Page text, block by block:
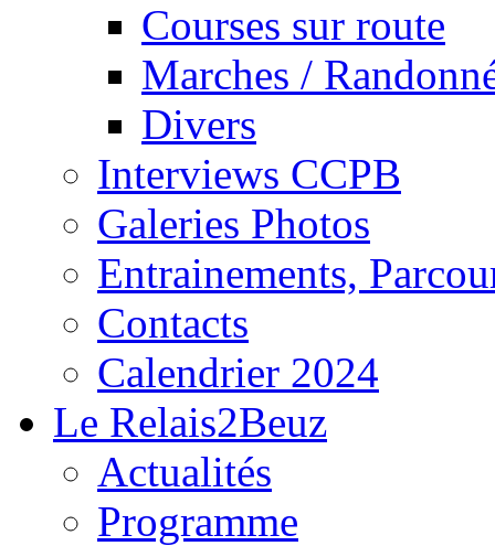
Courses sur route
Marches /
Divers
Interviews CCPB
Galeries Photos
Entrainements,
Contacts
Calendrier 2024
Le Relais2Beuz
Actualités
Programme